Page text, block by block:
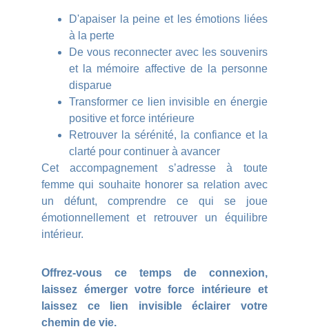
D'apaiser la peine et les émotions liées
à la perte
De vous reconnecter avec les souvenirs
et la mémoire affective de la personne
disparue
Transformer ce lien invisible en énergie
positive et force intérieure
Retrouver la sérénité, la confiance et la
clarté pour continuer à avancer
Cet accompagnement s’adresse à toute
femme qui souhaite honorer sa relation avec
un défunt, comprendre ce qui se joue
émotionnellement et retrouver un équilibre
intérieur.
Offrez-vous ce temps de connexion,
laissez émerger votre force intérieure et
laissez ce lien invisible éclairer votre
chemin de vie.